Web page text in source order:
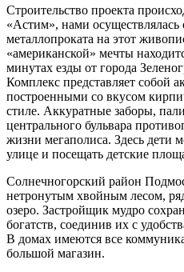
квадратные
Трубы
нержавеющие
AISI
Трубы
нержавеющие
Трубы
нержавеющие
бесшовные
Строительство проекта
«Астим», нами осуществлялась
металлопроката на этот
«американской» мечты
минутах езды от города
Комплекс представляет собой
построенными со вкусом
стиле. Аккуратные заборы,
центрального бульвара
жизни мегаполиса. Здесь дети
улице и посещать детские
Солнечногорский район
нетронутым хвойным лесом,
озеро. Застройщик мудро
богатств, соединив их с
В домах имеются все
большой магазин.